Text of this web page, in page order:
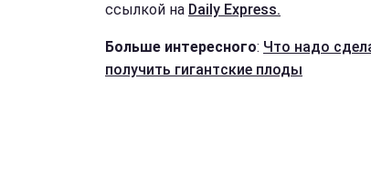
ссылкой на Daily Express.
Больше интересного: Что надо
получить гигантские плоды